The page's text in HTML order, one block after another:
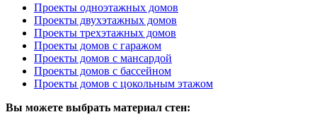
Проекты одноэтажных домов
Проекты двухэтажных домов
Проекты трехэтажных домов
Проекты домов с гаражом
Проекты домов с мансардой
Проекты домов с бассейном
Проекты домов с цокольным этажом
Вы можете выбрать материал стен: